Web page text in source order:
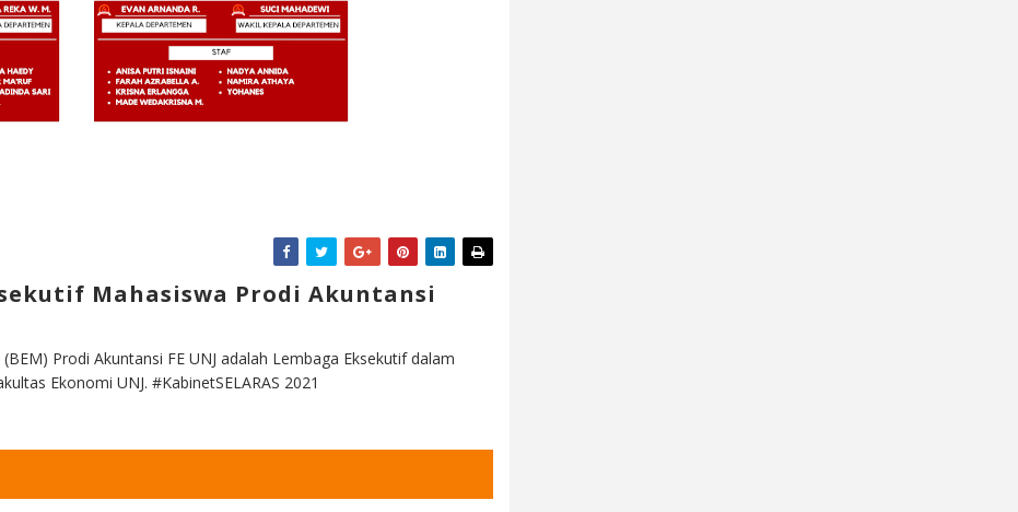
Mahasiswa Prodi Akuntansi
Prodi Akuntansi FE UNJ adalah Lembaga Eksekutif dalam
Ekonomi UNJ. #KabinetSELARAS 2021